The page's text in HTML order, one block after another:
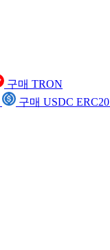
구매 TRON
구매 USDC ERC20